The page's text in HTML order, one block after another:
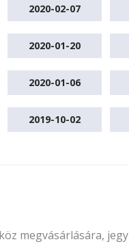
2020-02-07
2020-01-20
2020-01-06
2019-10-02
megvásárlására,